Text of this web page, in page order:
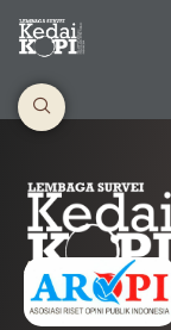
AFILIASI